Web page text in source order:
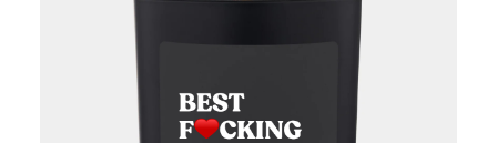
Geschenk für
Candle Refill Kit - 330 ml - Flowery
CHF22.90 HINZUFÜGEN